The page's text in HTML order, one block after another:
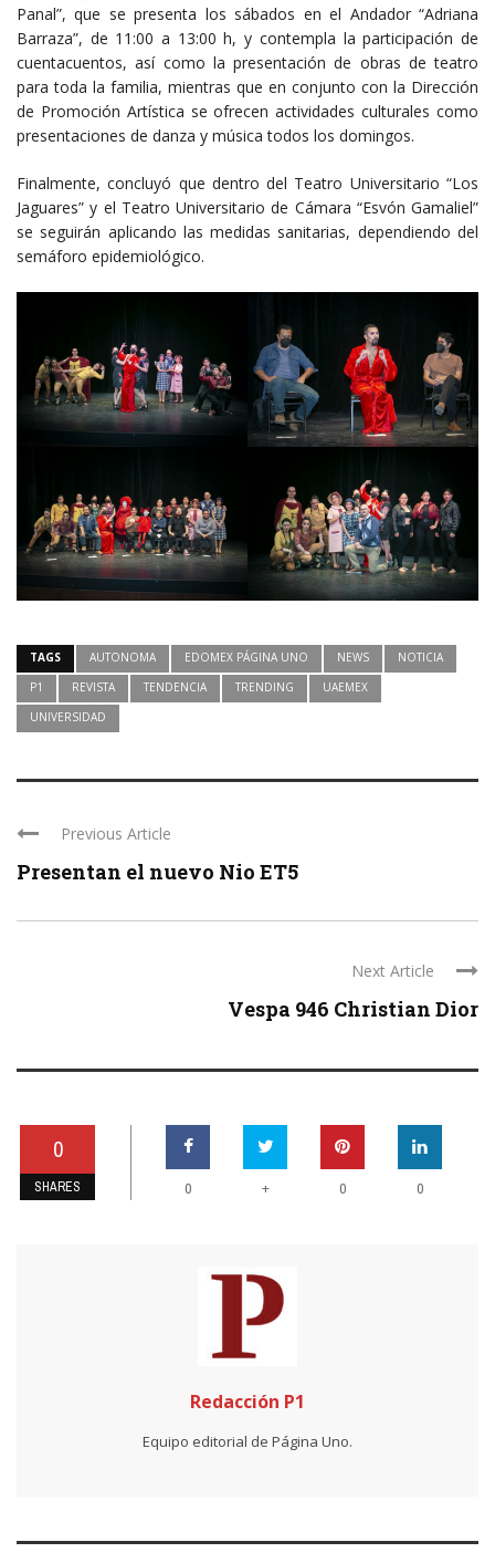
Panal”, que se presenta los sábados en el Andador “Adriana
Barraza”, de 11:00 a 13:00 h, y contempla la participación de
cuentacuentos, así como la presentación de obras de teatro
para toda la familia, mientras que en conjunto con la Dirección
de Promoción Artística se ofrecen actividades culturales como
presentaciones de danza y música todos los domingos.
Finalmente, concluyó que dentro del Teatro Universitario “Los
Jaguares” y el Teatro Universitario de Cámara “Esvón Gamaliel”
se seguirán aplicando las medidas sanitarias, dependiendo del
semáforo epidemiológico.
TAGS AUTONOMA EDOMEX PÁGINA UNO NEWS
NOTICIA
P1
REVISTA TENDENCIA TRENDING
UAEMEX
UNIVERSIDAD
Previous Article
Presentan el nuevo Nio ET5
Next Article
Vespa 946 Christian Dior
0
SHARES 0 + 0 0
Redacción P1
Equipo editorial de Página Uno.